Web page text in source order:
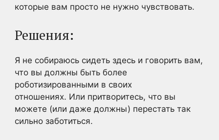
которые вам просто не нужно чувствовать.
Решения:
Я не собираюсь сидеть здесь и говорить вам,
что вы должны быть более
роботизированными в своих
отношениях. Или притворитесь, что вы
можете (или даже должны) перестать так
сильно заботиться.